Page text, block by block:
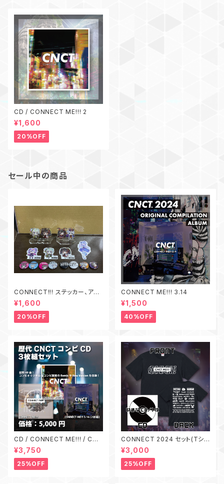
CD / CONNECT ME!!! 2
¥1,600
20%OFF
セール中の商品
CONNECT!!! ステッカー、アク
リルスタンド、缶バッジ セット
¥1,600
20%OFF
CONNECT ME!!! 3.14
¥1,500
40%OFF
CD / CONNECT ME!!! / CON
NECT ME!!! 2 / CONNECT
ME!!! 3.14（3枚セット）
¥3,750
25%OFF
CONNECT 2024 セット(Tシャ
ツ + CD)
¥3,000
25%OFF